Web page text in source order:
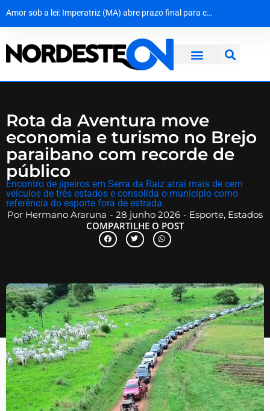
Amor sob a lei: Imperatriz (MA) abre prazo final para casais LGBTQIA+ garantirem casamento gratuito
MPF dá 10 dias para Dnit apresentar prazos de obras e explicações sobre colapso em pontes da BR-101Dona Inês traz Geraldo Azevedo no Festival de Inverno das Serras
Cerco na Caatinga: Policiais capturam quarto fugitivo de penitenciária de Nísia Floresta
Rota da Aventura move
economia e turismo no Brejo
paraibano com recorde de
público
​Encontro de jipeiros em Serra da Raiz atrai mais de cem
veículos de três estados e consolida o município como
referência do esporte fora de estrada.
Por Hermano Araruna - 28 junho 2026 - Esporte, Estados
COMPARTILHE O POST